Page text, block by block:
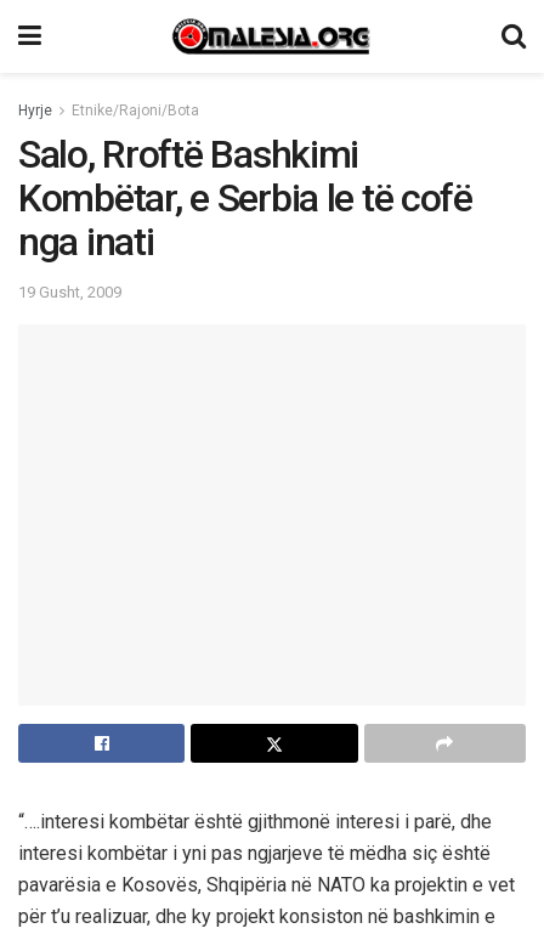
Hyrje Etnike/Rajoni/Bota
Salo, Rroftë Bashkimi
Kombëtar, e Serbia le të cofë
nga inati
19 Gusht, 2009
“….interesi kombëtar është gjithmonë interesi i parë, dhe
interesi kombëtar i yni pas ngjarjeve të mëdha siç është
pavarësia e Kosovës, Shqipëria në NATO ka projektin e vet
për t’u realizuar, dhe ky projekt konsiston në bashkimin e